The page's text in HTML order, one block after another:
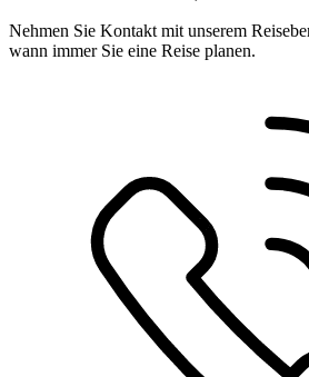
Nehmen Sie Kontakt mit unserem
wann immer Sie eine Reise planen.